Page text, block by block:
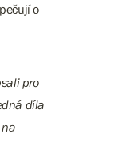
o
pro
díla